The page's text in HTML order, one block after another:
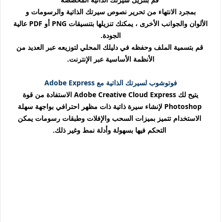
بمجرد الانتهاء من تحرير نصوص سيرتك الذاتية والرسومات و
الألوان والجوانب الأخرى ، يمكنك تنزيلها بتنسيقات PNG أو PDF عالية
الجودة.
قم بتسمية الملف وحفظه في دليلك المحلي لتوزيعه عبر العديد من
الأنظمة الأساسية عبر الإنترنت.
فوتوشوب لسيرتك الذاتية مع Adobe Express
يتيح لك Adobe Creative Cloud Express الاستفادة من قوة
Photoshop لإنشاء سيرة ذاتية ذات مظهر احترافي بواجهة سهلة
الاستخدام تتميز بميزات السحب والإفلات وطبقات رسومات يمكن
التحكم فيها بسهولة وأدلة نمط وغير ذلك.